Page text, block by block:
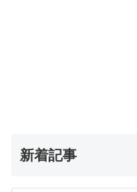
新着記事